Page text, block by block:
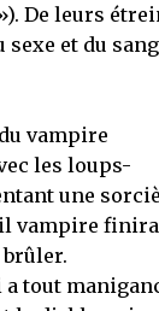
De leurs
et du
vampire
les loups-
une
vampire
a tout